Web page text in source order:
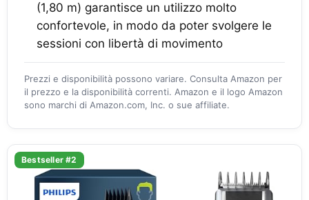
(1,80 m) garantisce un utilizzo molto
confortevole, in modo da poter svolgere le
sessioni con libertà di movimento
Prezzi e disponibilità possono variare. Consulta Amazon per
il prezzo e la disponibilità correnti. Amazon e il logo Amazon
sono marchi di Amazon.com, Inc. o sue affiliate.
Bestseller #2